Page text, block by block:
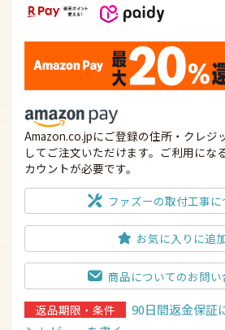
Amazon.co.jpにご登録の住所・クレジ
してご注文いただけます。ご利用にな
カウントが必要です。
ファズーの取付工事に
お気に入りに追
商品についてのお問い
返品期限・条件
90日間返金保証